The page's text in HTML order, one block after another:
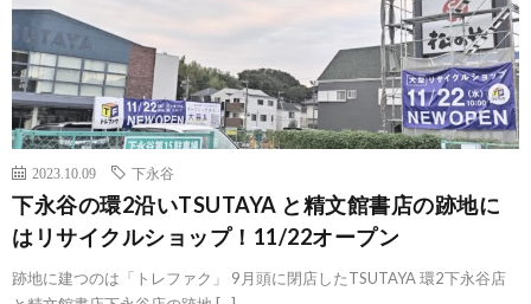
2023.10.09 下永谷
下永谷の環2沿いTSUTAYA と精文館書店の跡地に
はリサイクルショップ！11/22オープン
跡地に建つのは「トレファク」 9月頭に閉店したTSUTAYA 環2下永谷店